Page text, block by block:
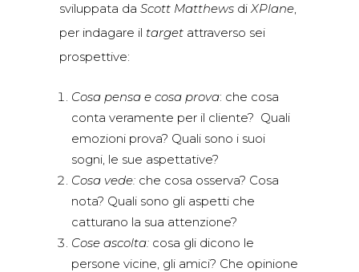
sviluppata da Scott Matthews diXPlane,
per indagare il target attraverso sei
prospettive:
Cosa pensa e cosa prova: che cosa
conta veramente per il cliente? Quali
emozioni prova? Quali sono i suoi
sogni, le sue aspettative?
Cosa vede: che cosa osserva? Cosa
nota? Quali sono gli aspetti che
catturano la sua attenzione?
Cose ascolta: cosa gli dicono le
persone vicine, gli amici? Che opinione